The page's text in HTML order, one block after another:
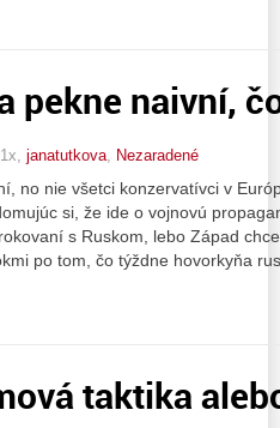
pekne naivní,
janatutkova Nezaradené
no nie všetci konzervatívci v
si, že ide o vojnovú
s Ruskom, lebo Západ
po tom, čo týždne hovorkyňa
taktika